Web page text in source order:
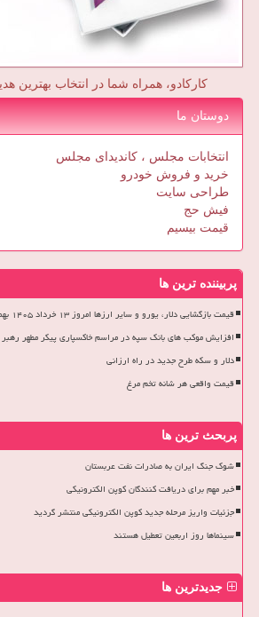
کارکادو، همراه شما در انتخاب بهترین
دوستان ما
انتخابات مجلس ، کاندیدای مجلس
خرید و فروش خودرو
طراحی سایت
فیش حج
قیمت بیسیم
پربیننده ترین ها
قیمت بازگشایی دلار، یورو و سایر ارزها امروز ۱۳ خرداد ۱۴۰۵ بهمراه جدول
افزایش موکب های بانک سپه در مراسم خاکسپاری پیکر مطهر رهبر شهید
دلار و سکه طرح جدید در راه ارزانی
قیمت واقعی هر شانه تخم مرغ
پربحث ترین ها
شوک جنگ ایران به صادرات نفت عربستان
خبر مهم برای دریافت کنندگان کوپن الکترونیکی
جزئیات واریز مرحله جدید کوپن الکترونیکی منتشر گردید
سینماها روز اربعین تعطیل هستند
جدیدترین ها